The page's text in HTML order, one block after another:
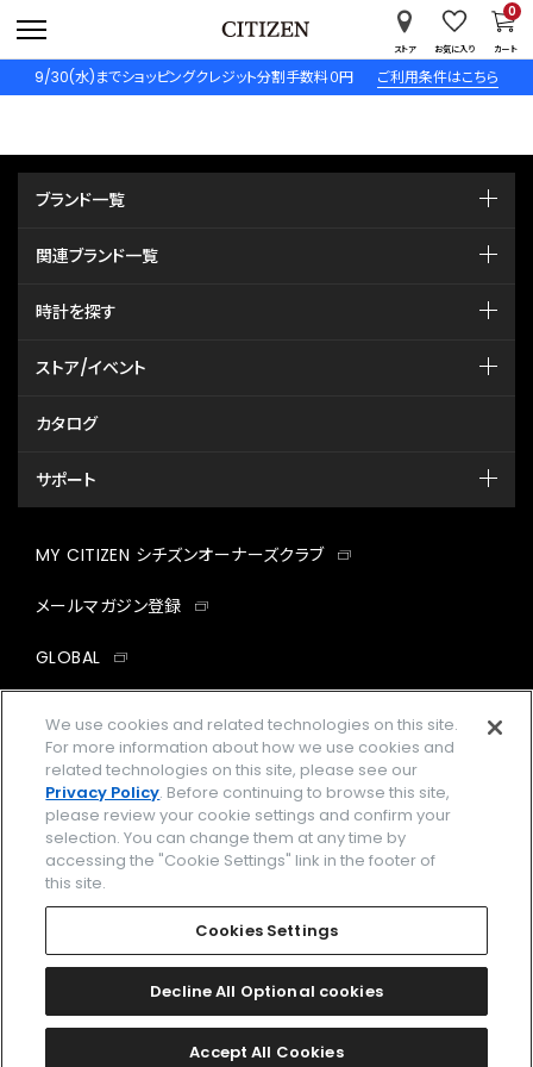
9/30(水)までショッピングクレジット分割手数料０円 ご利用条件はこちら
ストア お気に入り カート
0
ブランド一覧
関連ブランド一覧
時計を探す
ストア/イベント
カタログ
サポート
MY CITIZEN シチズンオーナーズクラブ
メールマガジン登録
GLOBAL
facebookinstagramtwitter
企業情報 ご利用規約
プライバシーポリシー Cookies Settings
Amazon PayはAmazon.com, Inc.またはその関連会社の商標です。
2026 CITIZEN WATCH CO., LTD.
We use cookies and related technologies on this site.
For more information about how we use cookies and
related technologies on this site, please see our
Privacy Policy. Before continuing to browse this site,
please review your cookie settings and confirm your
selection. You can change them at any time by
accessing the "Cookie Settings" link in the footer of
this site.
Cookies Settings
Decline All Optional cookies
Accept All Cookies